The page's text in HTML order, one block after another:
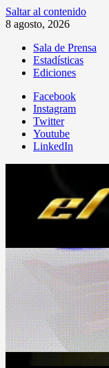
Saltar al contenido
8 agosto, 2026
Sala de Prensa
Estadísticas
Ediciones
Facebook
Instagram
Twitter
Youtube
LinkedIn